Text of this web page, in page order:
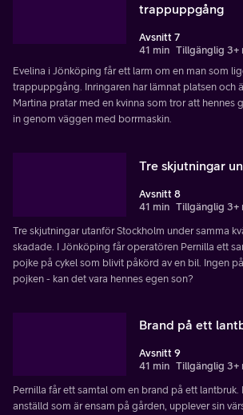
trappuppgång
Avsnitt 7
41 min Tillgänglig 3+
Evelina i Jönköping får ett larm om en man som
trappuppgång. Inringaren har lämnat platsen och
Martina pratar med en kvinna som tror att hennes
in genom väggen med borrmaskin.
Tre skjutningar
Avsnitt 8
41 min Tillgänglig 3+
Tre skjutningar utanför Stockholm under samma
skadade. I Jönköping får operatören Pernilla ett
pojke på cykel som blivit påkörd av en bil. Ingen
pojken - kan det vara hennes egen son?
Brand på ett
Avsnitt 9
41 min Tillgänglig 3+
Pernilla får ett samtal om en brand på ett lantbruk.
anställd som är ensam på gården, upplever sin